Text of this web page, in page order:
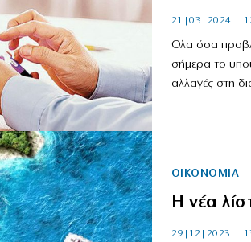
21|03|2024 |
Ολα όσα
σήμερα το
αλλαγές στη
ΟΙΚΟΝΟΜΙΑ
Η νέα
29|12|2023 |